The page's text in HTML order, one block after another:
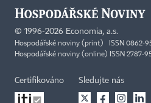
© 1996-2026 Economia, a.s.
Hospodářské noviny (print) ISSN 0862-
Hospodářské noviny (online) ISSN 2787-
Certifikováno Sledujte nás